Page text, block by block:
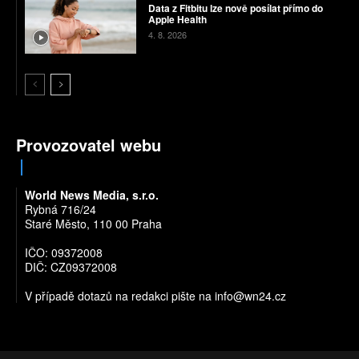
Data z Fitbitu lze nově posílat přímo do
Apple Health
4. 8. 2026
Provozovatel webu
World News Media, s.r.o.
Rybná 716/24
Staré Město, 110 00 Praha
IČO: 09372008
DIČ: CZ09372008
V případě dotazů na redakci pište na info@wn24.cz